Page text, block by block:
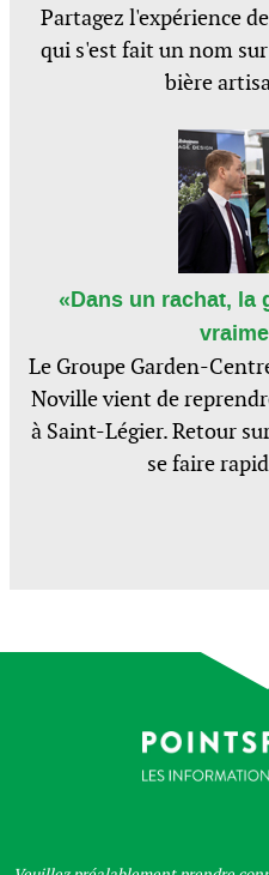
Partagez l'expérience
qui s'est fait un nom
bière
«Dans un rachat, la
Le Groupe Garden-
Noville vient de
à Saint-Légier. Retour
se faire